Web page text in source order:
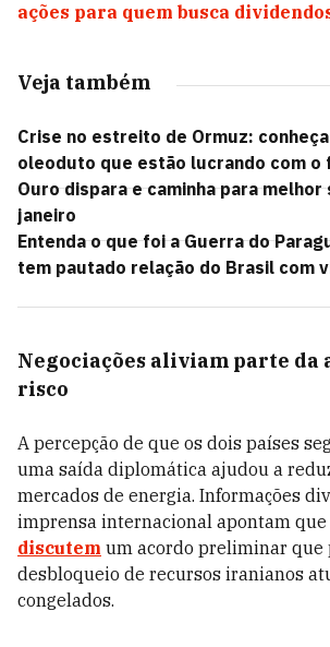
ações para quem busca
Veja também
Crise no estreito de Ormuz:
oleoduto que estão lucrando com o
Ouro dispara e caminha para melhor
janeiro
Entenda o que foi a Guerra do
tem pautado relação do Brasil com
Negociações aliviam parte da
risco
A percepção de que os dois países
uma saída diplomática ajudou a
mercados de energia. Informações
imprensa internacional apontam que
discutem um acordo preliminar
desbloqueio de recursos iranianos
congelados.